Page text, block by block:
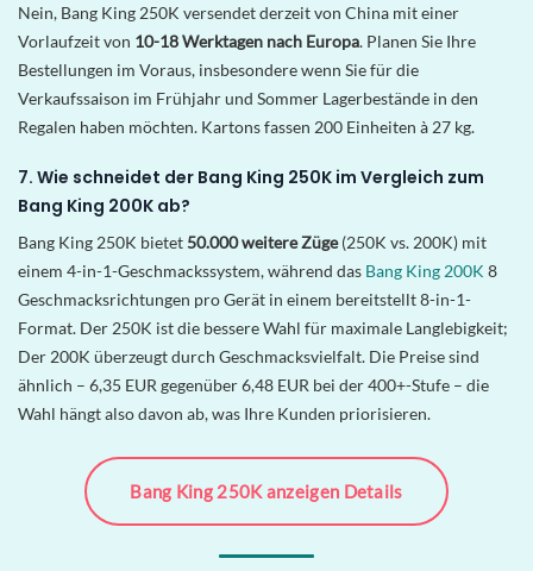
Nein, Bang King 250K versendet derzeit von China mit einer
Vorlaufzeit von 10-18 Werktagen nach Europa. Planen Sie Ihre
Bestellungen im Voraus, insbesondere wenn Sie für die
Verkaufssaison im Frühjahr und Sommer Lagerbestände in den
Regalen haben möchten. Kartons fassen 200 Einheiten à 27 kg.
7. Wie schneidet der Bang King 250K im Vergleich zum
Bang King 200K ab?
Bang King 250K bietet50.000 weitere Züge(250K vs. 200K) mit
einem 4-in-1-Geschmackssystem, während das Bang King 200K 8
Geschmacksrichtungen pro Gerät in einem bereitstellt 8-in-1-
Format. Der 250K ist die bessere Wahl für maximale Langlebigkeit;
Der 200K überzeugt durch Geschmacksvielfalt. Die Preise sind
ähnlich – 6,35 EUR gegenüber 6,48 EUR bei der 400+-Stufe – die
Wahl hängt also davon ab, was Ihre Kunden priorisieren.
Bang King 250K anzeigen Details